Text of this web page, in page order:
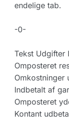
endelige tab.
-0-
Tekst
Omposteret
Omkostninger
Indbetalt af
Omposteret
Kontant